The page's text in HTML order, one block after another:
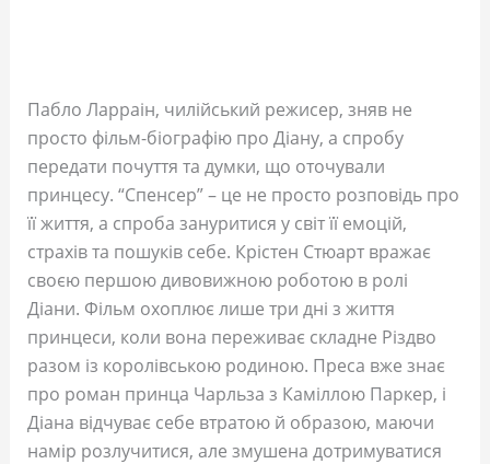
Пабло Ларраін, чилійський режисер, зняв не
просто фільм-біографію про Діану, а спробу
передати почуття та думки, що оточували
принцесу. “Спенсер” – це не просто розповідь про
її життя, а спроба зануритися у світ її емоцій,
страхів та пошуків себе. Крістен Стюарт вражає
своєю першою дивовижною роботою в ролі
Діани. Фільм охоплює лише три дні з життя
принцеси, коли вона переживає складне Різдво
разом із королівською родиною. Преса вже знає
про роман принца Чарльза з Каміллою Паркер, і
Діана відчуває себе втратою й образою, маючи
намір розлучитися, але змушена дотримуватися